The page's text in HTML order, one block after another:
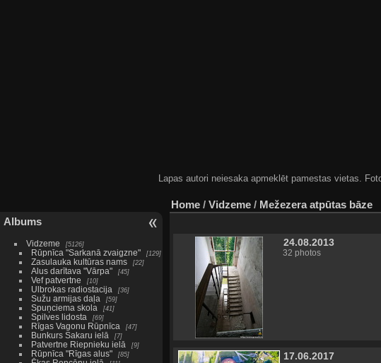
Lapas autori neiesaka apmeklēt pamestas vietas.
Albums
Vidzeme 5126
Rūpnīca "Sarkanā zvaigzne" 129
Zasulauka kultūras nams 22
Alus darītava "Vārpa" 45
Vef patvertne 10
Ulbrokas radiostacija 36
Sužu armijas daļa 59
Spuņciema skola 41
Spilves lidosta 69
Rīgas Vagonu Rūpnīca 47
Bunkurs Sakaru ielā 7
Patvertne Riepnieku ielā 9
Rūpnīca "Rīgas alus" 85
Home / Vidzeme / Mežezera atpūtas bāze
24.08.2013
32 photos
17.06.2017